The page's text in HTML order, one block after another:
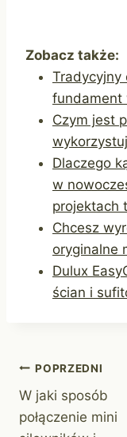
Zobacz także:
Tradycyjny
fundament
Czym jest
Dlaczego
w
projektach
Chcesz
oryginalne
Dulux
ścian i
Nawigacja
wpisu
POPRZEDNI
W jaki sposób
połączenie mini